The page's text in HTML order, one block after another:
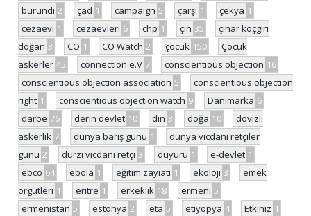
burundi 2 çad 1 campaign 5 çarşı 1 çekya 1
cezaevi 1 cezaevleri 6 chp 1 çin 35
çınar koçgiri
doğan 3 CO 1 CO Watch 2 çocuk 150
Çocuk
askerler 45 connection e.V 7 conscientious objection 16
conscientious objection association 5
conscientious objection
right 1 conscientious objection watch 9 Danimarka 6
darbe 76 derin devlet 10 din 3 doğa 10
dövizli
askerlik 7 dünya barış günü 1
dünya vicdani retçiler
günü 2 dürzi vicdani retçi 3 duyuru 1 e-devlet 1
ebco 64 ebola 1 eğitim zayiatı 1 ekoloji 3
emek
örgütleri 1 eritre 1 erkeklik 18 ermeni 5
ermenistan 5 estonya 2 eta 5 etiyopya 4 Etkiniz 1